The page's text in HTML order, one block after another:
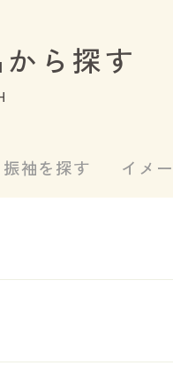
ら探す
袖を探す イメ